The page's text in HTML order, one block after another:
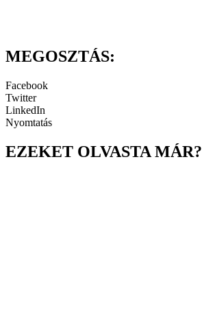
MEGOSZTÁS:
Facebook
Twitter
LinkedIn
Nyomtatás
EZEKET OLVASTA MÁR?